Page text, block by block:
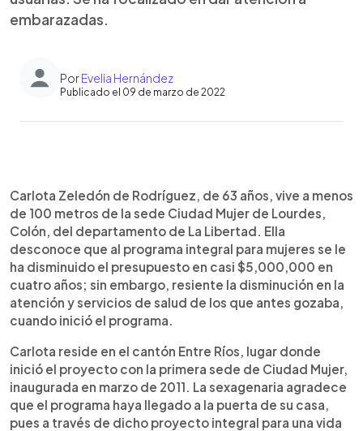
embarazadas.
PorEvelia Hernández
Publicado el 09 de marzo de 2022
► Escuchar artículo
Carlota Zeledón de Rodríguez, de 63 años, vive a menos
de 100 metros de la sede Ciudad Mujer de Lourdes,
Colón, del departamento de La Libertad. Ella
desconoce que al programa integral para mujeres se le
ha disminuido el presupuesto en casi $5,000,000 en
cuatro años; sin embargo, resiente la disminución en la
atención y servicios de salud de los que antes gozaba,
cuando inició el programa.
Carlota reside en el cantón Entre Ríos, lugar donde
inició el proyecto con la primera sede de Ciudad Mujer,
inaugurada en marzo de 2011. La sexagenaria agradece
que el programa haya llegado a la puerta de su casa,
pues a través de dicho proyecto integral para una vida